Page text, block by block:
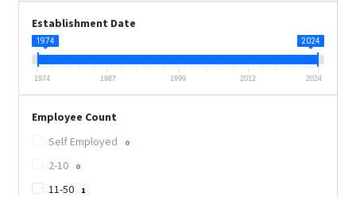
Establishment Date
1974 2024
1974 1987 1999 2012 2024
Employee Count
Self Employed
0
2-10 0
11-50 1